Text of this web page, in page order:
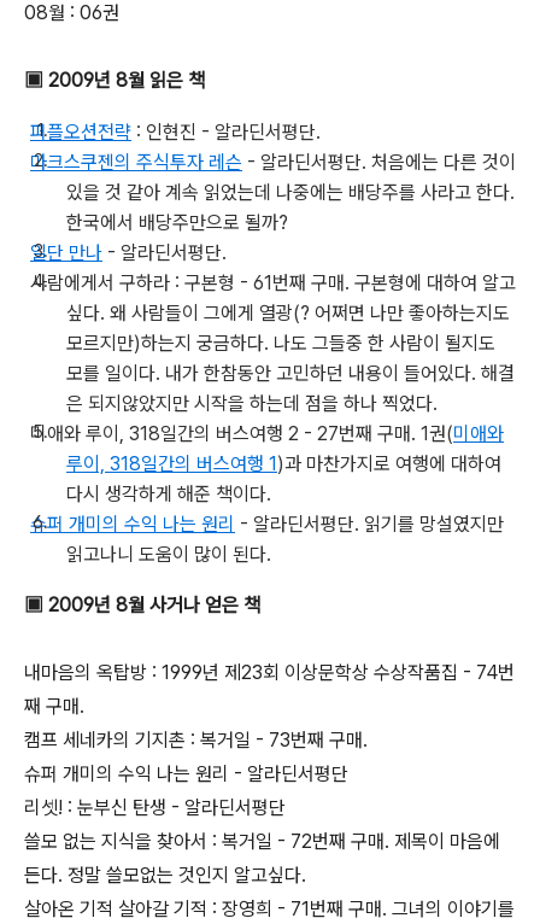
08월 : 06권
▣ 2009년 8월 읽은 책
퍼플오션전략 : 인현진 - 알라딘서평단.
마크스쿠젠의 주식투자 레슨 - 알라딘서평단. 처음에는 다른 것이
있을 것 같아 계속 읽었는데 나중에는 배당주를 사라고 한다.
한국에서 배당주만으로 될까?
일단 만나 - 알라딘서평단.
사람에게서 구하라 : 구본형 - 61번째 구매. 구본형에 대하여 알고
싶다. 왜 사람들이 그에게 열광(? 어쩌면 나만 좋아하는지도
모르지만)하는지 궁금하다. 나도 그들중 한 사람이 될지도
모를 일이다. 내가 한참동안 고민하던 내용이 들어있다. 해결
은 되지않았지만 시작을 하는데 점을 하나 찍었다.
미애와 루이, 318일간의 버스여행 2 - 27번째 구매. 1권(미애와
루이, 318일간의 버스여행 1)과 마찬가지로 여행에 대하여
다시 생각하게 해준 책이다.
슈퍼 개미의 수익 나는 원리 - 알라딘서평단. 읽기를 망설였지만
읽고나니 도움이 많이 된다.
▣ 2009년 8월 사거나 얻은 책
내마음의 옥탑방 : 1999년 제23회 이상문학상 수상작품집 - 74번
째 구매.
캠프 세네카의 기지촌 : 복거일 - 73번째 구매.
슈퍼 개미의 수익 나는 원리 - 알라딘서평단
리셋! : 눈부신 탄생 - 알라딘서평단
쓸모 없는 지식을 찾아서 : 복거일 - 72번째 구매. 제목이 마음에
든다. 정말 쓸모없는 것인지 알고싶다.
살아온 기적 살아갈 기적 : 장영희 - 71번째 구매. 그녀의 이야기를